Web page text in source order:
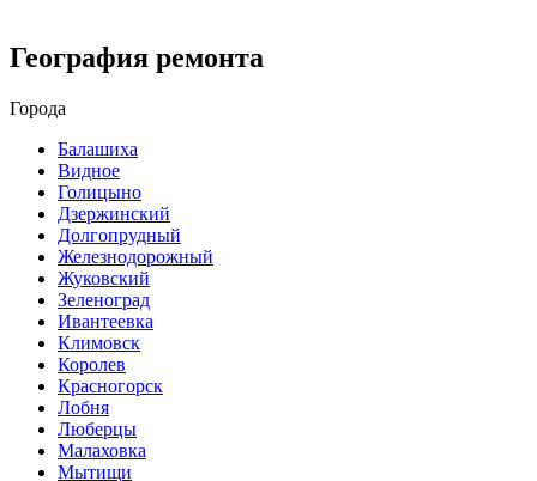
География ремонта
Города
Балашиха
Видное
Голицыно
Дзержинский
Долгопрудный
Железнодорожный
Жуковский
Зеленоград
Ивантеевка
Климовск
Королев
Красногорск
Лобня
Люберцы
Малаховка
Мытищи